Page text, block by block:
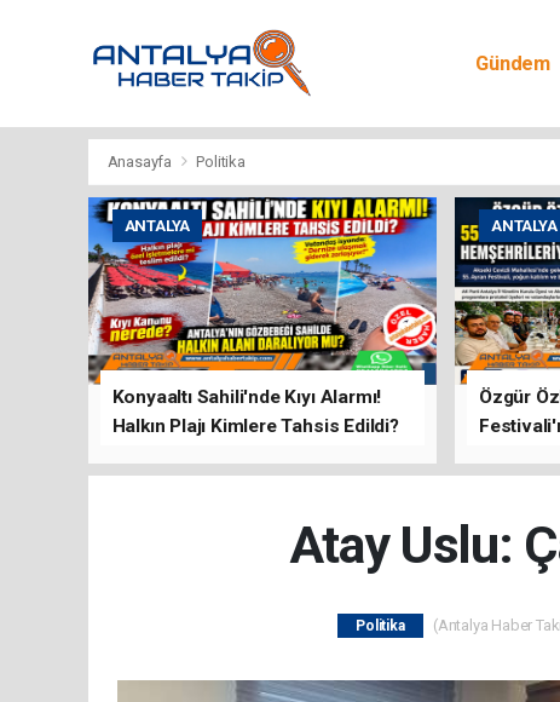
Gündem
Anasayfa Politika
ANTALYA
Konyaaltı Sahili'nde Kıyı Alarmı!
Halkın Plajı Kimlere Tahsis Edildi?
ANTALYA
Özgür
Atay Uslu:
Politika (Antalya Haber